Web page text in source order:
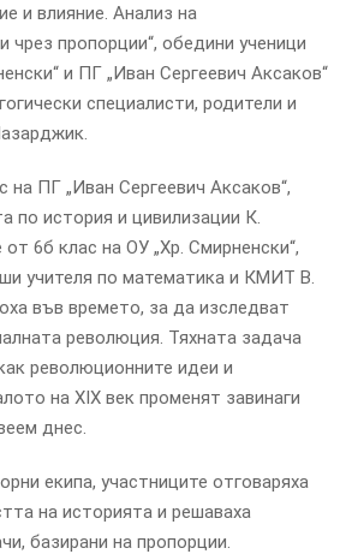
и влияние. Анализ на
чрез пропорции“, обедини ученици
и ПГ „Иван Сергеевич Аксаков“
специалисти, родители и
на ПГ „Иван Сергеевич Аксаков“,
по история и цивилизации К.
от 6б клас на ОУ „Хр. Смирненски“,
учителя по математика и КМИТ В.
във времето, за да изследват
революция. Тяхната задача
революционните идеи и
на XIX век променят завинаги
днес.
екипа, участниците отговаряха
на историята и решаваха
базирани на пропорции.